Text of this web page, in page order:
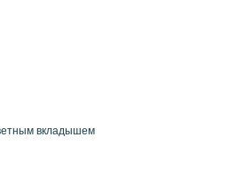
вкладышем